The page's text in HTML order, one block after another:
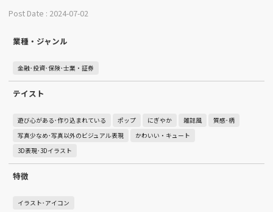
Post Date : 2024-07-02
業種・ジャンル
金融･投資･保険･士業・証券
テイスト
遊び心がある･作り込まれている ポップ にぎやか 雑誌風
質感･柄
写真少なめ･写真以外のビジュアル表現
かわいい・キュート
3D表現･3Dイラスト
特徴
イラスト･アイコン